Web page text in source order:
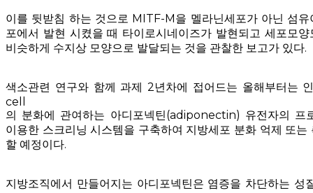
이를 뒷받침 하는 것으로 MITF-M을 멜라닌세포가 아닌 섬
포에서 발현 시켰을 때 타이로시네이즈가 발현되고 세포모
비슷하게 수지상 모양으로 발달되는 것을 관찰한 보고가 있다.
색소관련 연구와 함께 과제 2년차에 접어드는 올해부터는
cell
의 분화에 관여하는 아디포넥틴(adiponectin) 유전자의
이용한 스크리닝 시스템을 구축하여 지방세포 분화 억제 또는
할 예정이다.
지방조직에서 만들어지는 아디포넥틴은 염증을 차단하는 성